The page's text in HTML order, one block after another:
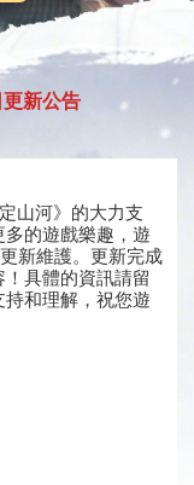
新公告
山河》的大力支
的遊戲樂趣，遊
新維護。更新完成
具體的資訊請留
和理解，祝您遊